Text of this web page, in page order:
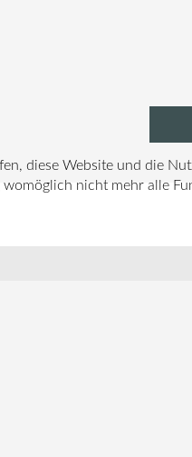
diese Website und die
nicht mehr alle